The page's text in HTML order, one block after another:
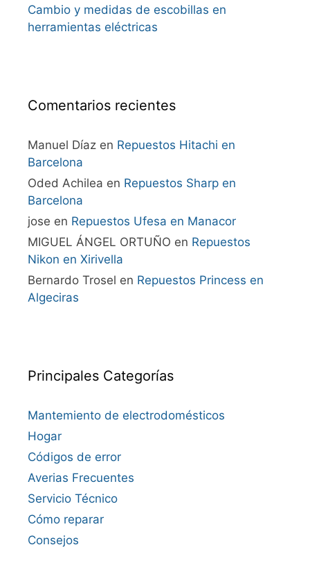
Cambio y medidas de escobillas en
herramientas eléctricas
Comentarios recientes
Manuel Díaz en Repuestos Hitachi en
Barcelona
Oded Achilea en Repuestos Sharp en
Barcelona
jose en Repuestos Ufesa en Manacor
MIGUEL ÁNGEL ORTUÑO en Repuestos
Nikon en Xirivella
Bernardo Trosel en Repuestos Princess en
Algeciras
Principales Categorías
Mantemiento de electrodomésticos
Hogar
Códigos de error
Averias Frecuentes
Servicio Técnico
Cómo reparar
Consejos